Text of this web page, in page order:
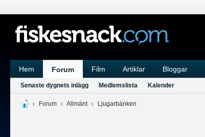
Hem Forum Film Artiklar Bloggar
Senaste dygnets inlägg Medlemslista Kalender
Forum Allmänt Ljugarbänken